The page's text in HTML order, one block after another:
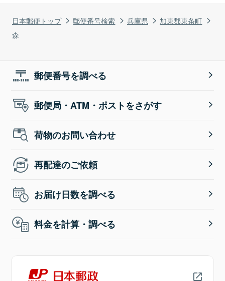
日本郵便トップ 郵便番号検索 兵庫県
加東郡東条町
森
郵便番号を調べる
郵便局・ATM・ポストをさがす
荷物のお問い合わせ
再配達のご依頼
お届け日数を調べる
料金を計算・調べる